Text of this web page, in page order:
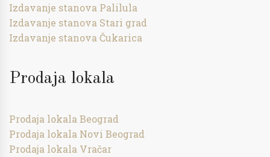
Izdavanje stanova Palilula
Izdavanje stanova Stari grad
Izdavanje stanova Čukarica
Prodaja lokala
Prodaja lokala Beograd
Prodaja lokala Novi Beograd
Prodaja lokala Vračar